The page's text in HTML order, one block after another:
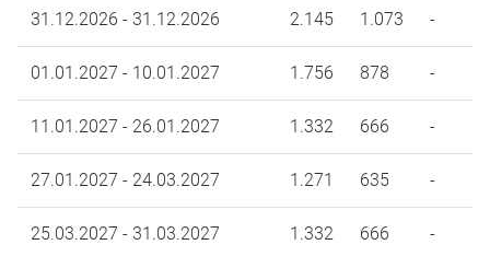
31.12.2026 - 31.12.2026 2.145 1.073 -
01.01.2027 - 10.01.2027 1.756 878 -
11.01.2027 - 26.01.2027 1.332 666 -
27.01.2027 - 24.03.2027 1.271 635 -
25.03.2027 - 31.03.2027 1.332 666 -